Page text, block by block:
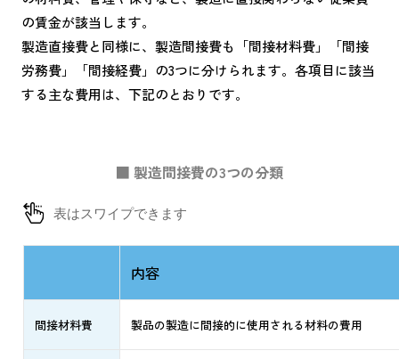
の賃金が該当します。
製造直接費と同様に、製造間接費も「間接材料費」「間接
労務費」「間接経費」の3つに分けられます。各項目に該当
する主な費用は、下記のとおりです。
■ 製造間接費の3つの分類
内容
間接材料費 製品の製造に間接的に使用される材料の費用